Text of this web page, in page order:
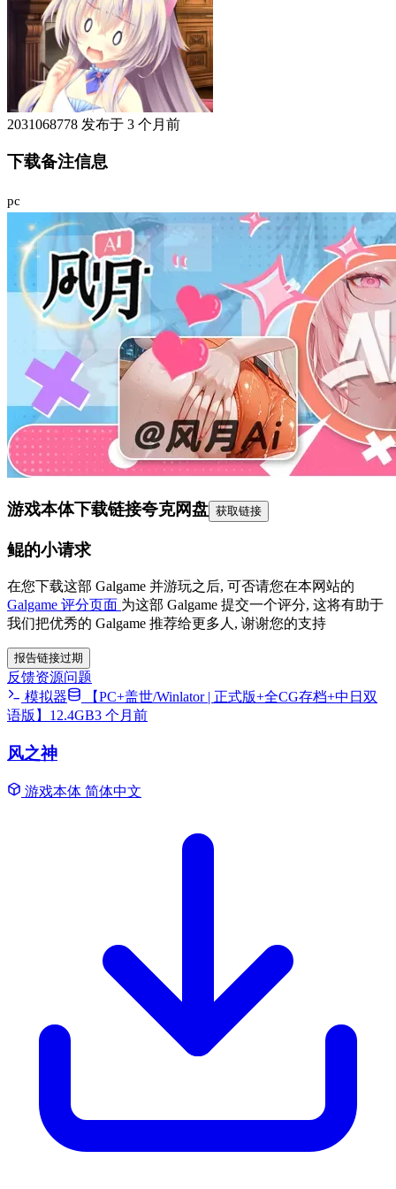
2031068778 发布于 3 个月前
下载备注信息
pc
游戏本体下载链接夸克网盘 获取链接
鲲的小请求
在您下载这部 Galgame 并游玩之后, 可否请您在本网站的
Galgame 评分页面 为这部 Galgame 提交一个评分, 这将有助于
我们把优秀的 Galgame 推荐给更多人, 谢谢您的支持
报告链接过期
反馈资源问题
模拟器
【PC+盖世/Winlator | 正式版+全CG存档+中日双
语版】12.4GB3 个月前
风之神
游戏本体 简体中文